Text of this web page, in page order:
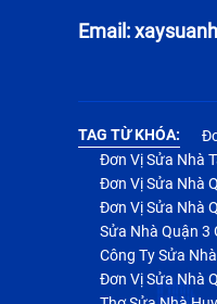
Email:
TAG TỪ KHÓA:
Đơn Vị Sửa Nhà
Đơn Vị Sửa Nhà
Đơn Vị Sửa Nhà
Sửa Nhà Quận 3
Công Ty Sửa
Đơn Vị Sửa Nhà